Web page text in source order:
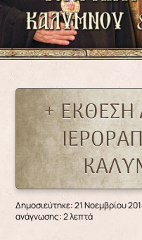
+ ΕΚΘΕΣΗ
Δημοσιεύτηκε: 21 Νοεμβρίου
ανάγνωσης: 2 λεπτά